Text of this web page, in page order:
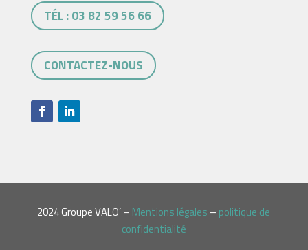
TÉL : 03 82 59 56 66
CONTACTEZ-NOUS
2024 Groupe VALO’ – Mentions légales – politique de
confidentialité